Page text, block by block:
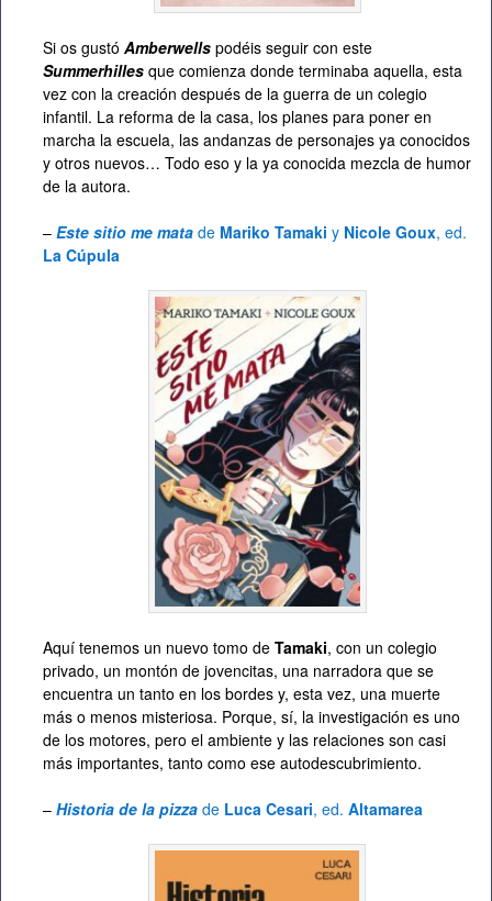
Si os gustó Amberwells podéis seguir con este
Summerhilles que comienza donde terminaba aquella, esta
vez con la creación después de la guerra de un colegio
infantil. La reforma de la casa, los planes para poner en
marcha la escuela, las andanzas de personajes ya conocidos
y otros nuevos… Todo eso y la ya conocida mezcla de humor
de la autora.
– Este sitio me mata de Mariko Tamaki y Nicole Goux, ed.
La Cúpula
Aquí tenemos un nuevo tomo de Tamaki, con un colegio
privado, un montón de jovencitas, una narradora que se
encuentra un tanto en los bordes y, esta vez, una muerte
más o menos misteriosa. Porque, sí, la investigación es uno
de los motores, pero el ambiente y las relaciones son casi
más importantes, tanto como ese autodescubrimiento.
– Historia de la pizza de Luca Cesari, ed. Altamarea